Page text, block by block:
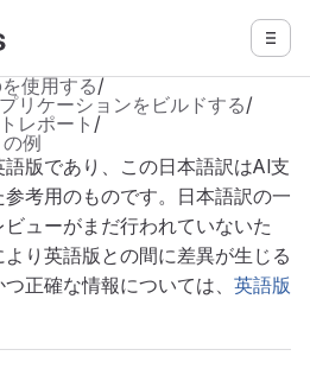
プ
ムページに移動 メニ
使用する/
リケーションをビルドする/
レポート /
例
版であり、この日本語訳はAI支
考用のものです。日本語訳の一
ューがまだ行われていないた
り英語版との間に差異が生じる
正確な情報については、 英語版